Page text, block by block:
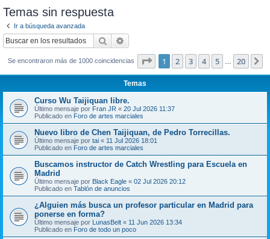
Temas sin respuesta
Ir a búsqueda avanzada
Buscar
Se encontraron más de 1000 coincidencias Página de 20
1 2 3 4 5 20
Temas
Curso Wu Taijiquan libre.
Último mensaje por Fran JR « 20 Jul 2026 11:37
Publicado en Foro de artes marciales
Nuevo libro de Chen Taijiquan, de Pedro Torrecillas.
Último mensaje por tai « 11 Jul 2026 18:01
Publicado en Foro de artes marciales
Buscamos instructor de Catch Wrestling para Escuela en
Madrid
Último mensaje por Black Eagle « 02 Jul 2026 20:12
Publicado en Tablón de anuncios
¿Alguien más busca un profesor particular en Madrid para
ponerse en forma?
Último mensaje por LunasBelt « 11 Jun 2026 13:34
Publicado en Foro de todo un poco